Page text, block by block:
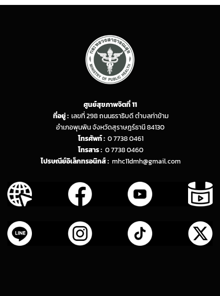
ศูนย์สุขภาพจิตที่ 11
ที่อยู่ : เลขที่ 298 ถนนธราธิบดี ตำบลท่าข้าม
อำเภอพุนพิน จังหวัดสุราษฎร์ธานี 84130
โทรศัพท์ : 0 7738 0461
โทรสาร : 0 7738 0460
ไปรษณีย์อิเล็กทรอนิกส์ : mhc11dmh@gmail.com